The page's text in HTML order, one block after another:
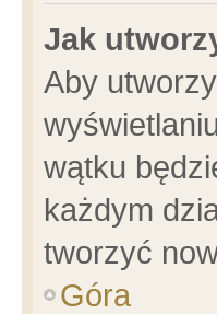
Jak
Aby
wątku
każdym
tworzyć
Góra